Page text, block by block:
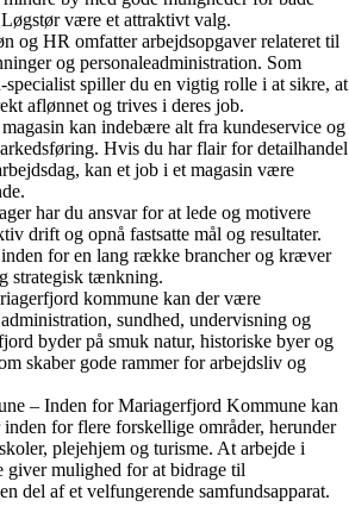
være et attraktivt valg.
og HR omfatter arbejdsopgaver relateret til
og personaleadministration. Som
spiller du en vigtig rolle i at sikre, at
aflønnet og trives i deres job.
kan indebære alt fra kundeservice og
Hvis du har flair for detailhandel
kan et job i et magasin være
har du ansvar for at lede og motivere
drift og opnå fastsatte mål og resultater.
for en lang række brancher og kræver
strategisk tænkning.
kommune kan der være
sundhed, undervisning og
byder på smuk natur, historiske byer og
skaber gode rammer for arbejdsliv og
– Inden for Mariagerfjord Kommune kan
for flere forskellige områder, herunder
plejehjem og turisme. At arbejde i
mulighed for at bidrage til
del af et velfungerende samfundsapparat.